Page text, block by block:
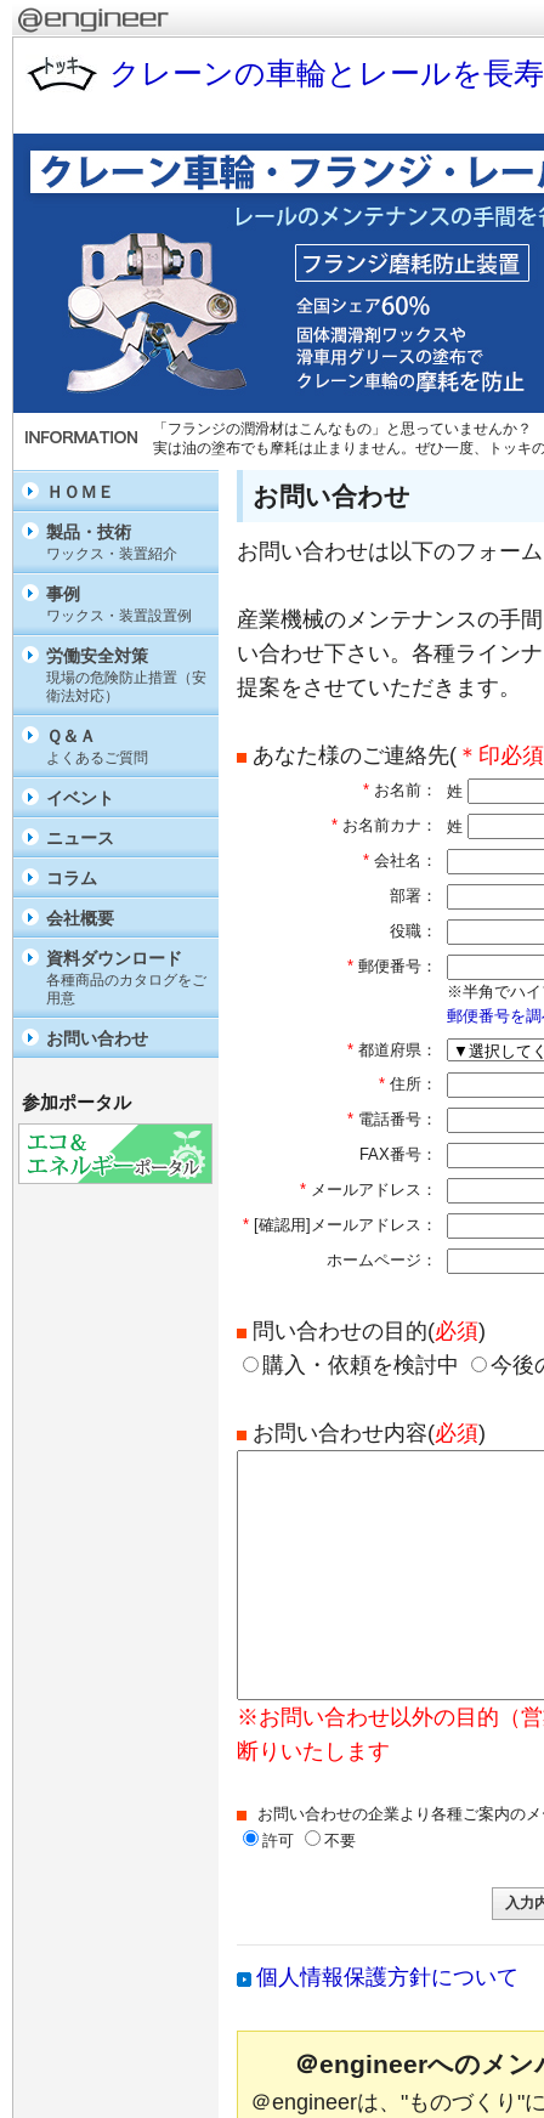
クレーンの車輪とレールを長
「フランジの潤滑材はこんなもの」と思っていませんか？
実は油の塗布でも摩耗は止まりません。ぜひ一度、トッキ
お問い合わせ
お問い合わせは以下のフォー
産業機械のメンテナンスの手
い合わせ下さい。各種ライン
提案をさせていただきます。
あなた様のご連絡先(＊印必須
* お名前：
姓
* お名前カナ：
姓
* 会社名：
部署：
役職：
* 郵便番号：
※半角でハイ
郵便番号を
* 都道府県：
* 住所：
* 電話番号：
FAX番号：
* メールアドレス：
* [確認用]メールアドレス：
ホームページ：
問い合わせの目的(必須)
購入・依頼を検討中
今後
お問い合わせ内容(必須)
※お問い合わせ以外の目的（
断りいたします
お問い合わせの企業より各種ご案内の
許可
不要
個人情報保護方針について
＠engineerへのメン
＠engineerは、"ものづくり"
ＨＯＭＥ
製品・技術
ワックス・装置紹介
事例
ワックス・装置設置例
労働安全対策
現場の危険防止措置（安
衛法対応）
Ｑ＆Ａ
よくあるご質問
イベント
ニュース
コラム
会社概要
資料ダウンロード
各種商品のカタログをご
用意
お問い合わせ
参加ポータル